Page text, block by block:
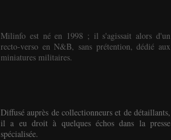
Milinfo est né en 1998 ; il s'agissait alors d'un
recto-verso en N&B, sans prétention, dédié aux
miniatures militaires.
Diffusé auprès de collectionneurs et de détaillants,
il a eu droit à quelques échos dans la presse
spécialisée.